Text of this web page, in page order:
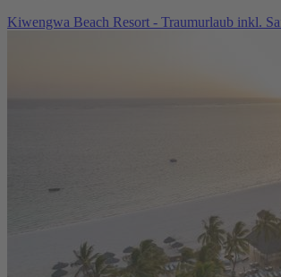
Kiwengwa Beach Resort - Traumurlaub inkl.